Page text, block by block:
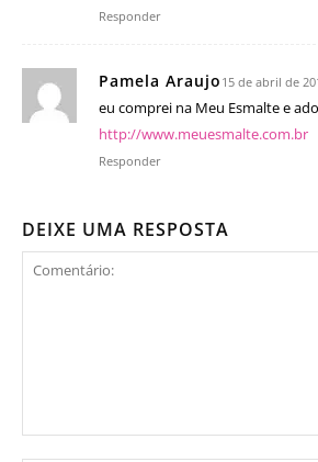
Responder
Pamela Araujo 15 de abril de
eu comprei na Meu Esmalte e
http://www.meuesmalte.com.br
Responder
DEIXE UMA RESPOSTA